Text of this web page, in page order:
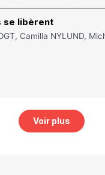
se libèrent
Camilla NYLUND,
Voir plus